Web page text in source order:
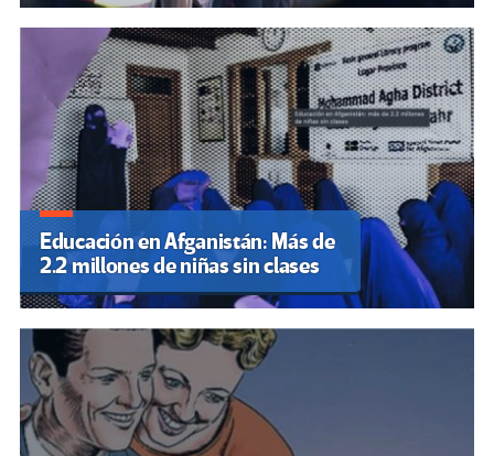
Educación en Afganistán: Más de
2.2 millones de niñas sin clases